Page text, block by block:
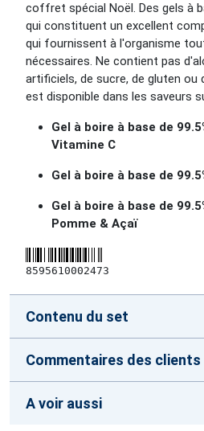
coffret spécial Noël. Des gels à
qui constituent un excellent
qui fournissent à l'organisme
nécessaires. Ne contient pas
artificiels, de sucre, de gluten
est disponible dans les saveurs
Gel à boire à base de
Vitamine C
Gel à boire à base de
Gel à boire à base de
Pomme & Açaï
8595610002473
Contenu du set
Commentaires des clients
A voir aussi